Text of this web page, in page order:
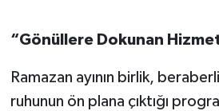
“Gönüllere Dokunan
Ramazan ayının birlik,
ruhunun ön plana çıktığı